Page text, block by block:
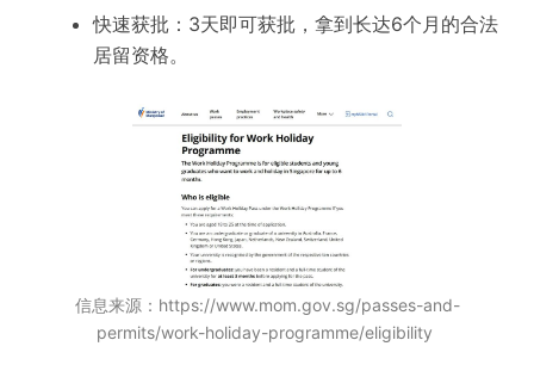
快速获批：3天即可获批，拿到长达6个月的合法
居留资格。
信息来源：https://www.mom.gov.sg/passes-and-
permits/work-holiday-programme/eligibility